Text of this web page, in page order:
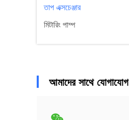
তাপ এক্সচেঞ্জার
মিটারিং পাম্প
আমাদের সাথে যোগাযোগ